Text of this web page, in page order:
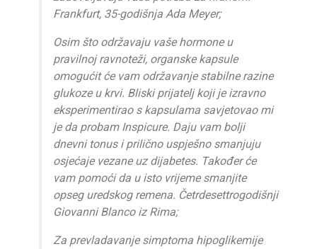
Frankfurt, 35-godišnja Ada Meyer;
Osim što održavaju vaše hormone u
pravilnoj ravnoteži, organske kapsule
omogućit će vam održavanje stabilne razine
glukoze u krvi. Bliski prijatelj koji je izravno
eksperimentirao s kapsulama savjetovao mi
je da probam Inspicure. Daju vam bolji
dnevni tonus i prilično uspješno smanjuju
osjećaje vezane uz dijabetes. Također će
vam pomoći da u isto vrijeme smanjite
opseg uredskog remena. Četrdesettrogodišnji
Giovanni Blanco iz Rima;
Za prevladavanje simptoma hipoglikemije